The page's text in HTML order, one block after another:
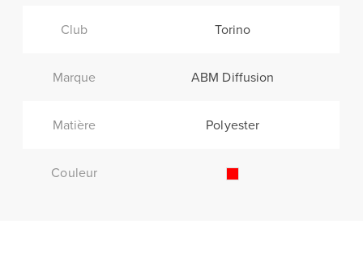
Club Torino
Marque ABM Diffusion
Matière Polyester
Couleur